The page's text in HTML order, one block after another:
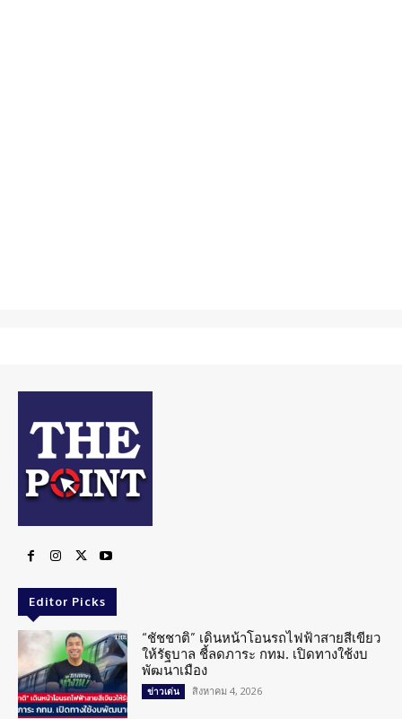
Editor Picks
“ชัชชาติ” เดินหน้าโอนรถไฟฟ้าสายสีเขียว
ให้รัฐบาล ชี้ลดภาระ กทม. เปิดทางใช้งบ
พัฒนาเมือง
ข่าวเด่น สิงหาคม 4, 2026